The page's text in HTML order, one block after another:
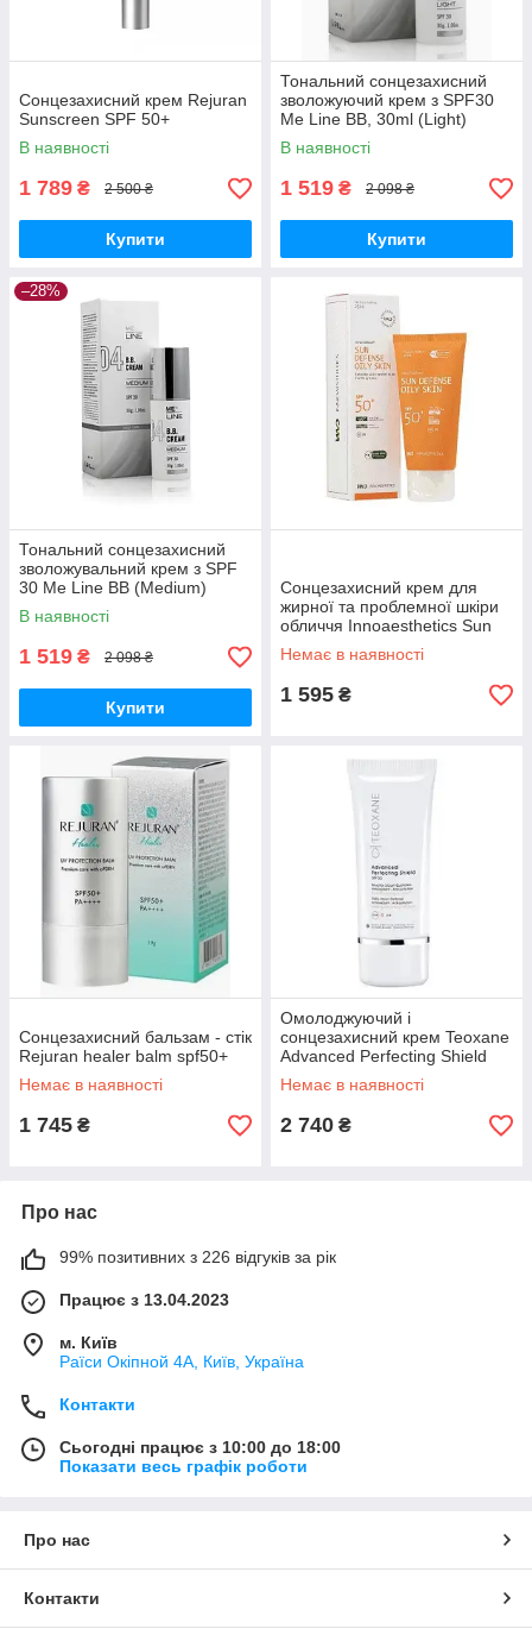
Сонцезахисний крем Rejuran
Sunscreen SPF 50+
В наявності
1 789 ₴ 2 500 ₴
Купити
Тональний сонцезахисний
зволожуючий крем з SPF30
Me Line BB, 30ml (Light)
В наявності
1 519 ₴ 2 098 ₴
Купити
–28%
Тональний сонцезахисний
зволожувальний крем з SPF
30 Me Line BB (Medium)
В наявності
1 519 ₴ 2 098 ₴
Купити
Сонцезахисний крем для
жирної та проблемної шкіри
обличчя Innoaesthetics Sun
Defense oil skin SPF 50+oily,
60 g
Немає в наявності
1 595 ₴
Сонцезахисний бальзам - стік
Rejuran healer balm spf50+
Немає в наявності
1 745 ₴
Омолоджуючий і
сонцезахисний крем Teoxane
Advanced Perfecting Shield
SPF 30, 50 мл
Немає в наявності
2 740 ₴
Про нас
99% позитивних з 226 відгуків за рік
Працює з 13.04.2023
м. Київ
Раїси Окіпной 4А, Київ, Україна
Контакти
Сьогодні працює з 10:00 до 18:00
Показати весь графік роботи
Про нас
Контакти